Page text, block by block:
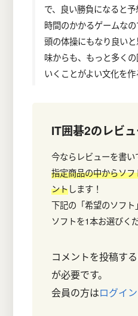
で、良い勝負になると
時間のかかるゲームな
頭の体操にもなり良い
味からも、もっと多く
いくことがよい文化を作
IT囲碁2のレビ
今ならレビューを書い
指定商品の中からソ
ントします！
下記の「希望のソフ
ソフトを1本お選びく
コメントを投稿す
が必要です。
会員の方はログイン